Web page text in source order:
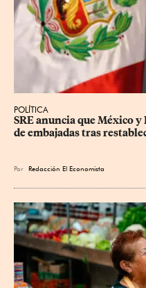
POLÍTICA
SRE anuncia que México
de embajadas tras
Por Redacción El Economista